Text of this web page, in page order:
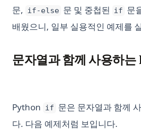
문, if-else 문 및 중첩된 if 문
배웠으니, 일부 실용적인 예제를
문자열과 함께 사용하
Python if 문은 문자열과 함께
다. 다음 예제처럼 보입니다.